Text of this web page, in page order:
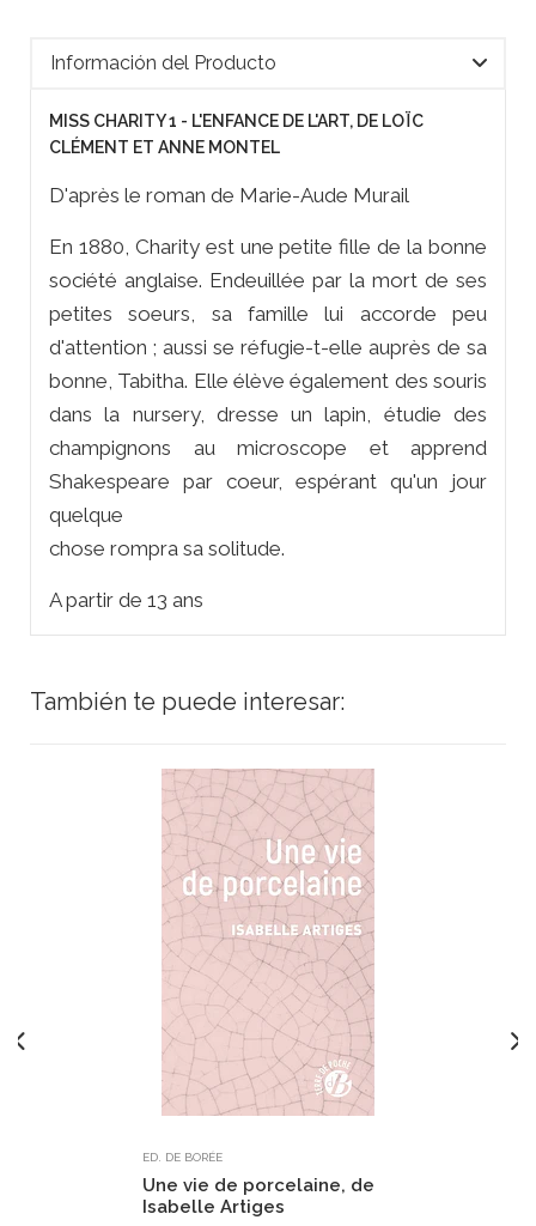
Información del Producto
MISS CHARITY 1 - L'ENFANCE DE L'ART, DE LOÏC
CLÉMENT ET ANNE MONTEL
D'après le roman de Marie-Aude Murail
En 1880, Charity est une petite fille de la bonne
société anglaise. Endeuillée par la mort de ses
petites soeurs, sa famille lui accorde peu
d'attention ; aussi se réfugie-t-elle auprès de sa
bonne, Tabitha. Elle élève également des souris
dans la nursery, dresse un lapin, étudie des
champignons au microscope et apprend
Shakespeare par coeur, espérant qu'un jour
quelque
chose rompra sa solitude.
A partir de 13 ans
También te puede interesar:
ED. DE BORÉE
Une vie de porcelaine, de
Isabelle Artiges